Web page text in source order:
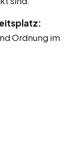
Ordnung im